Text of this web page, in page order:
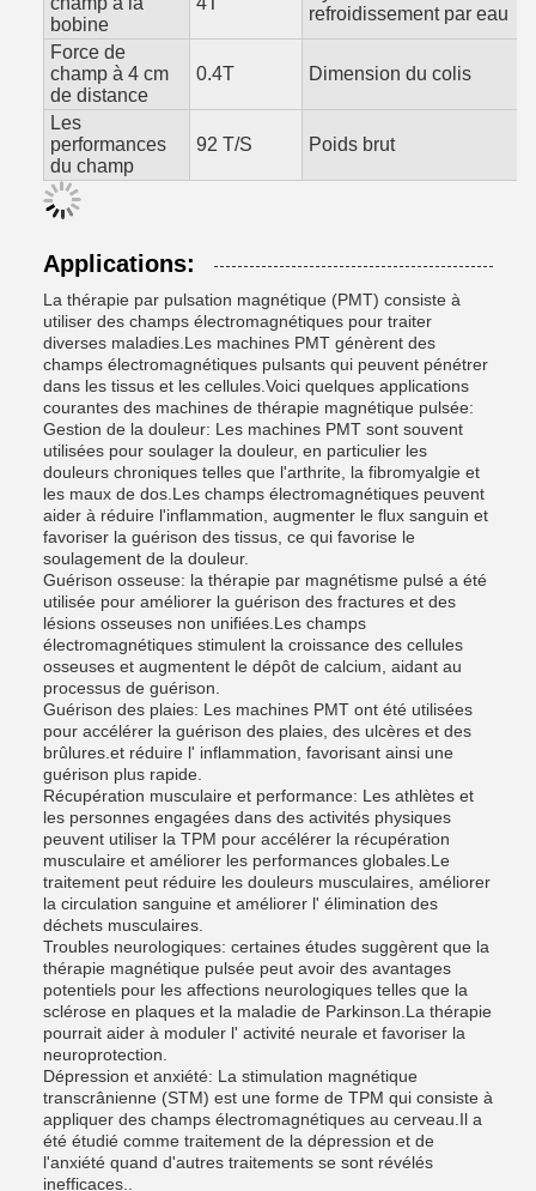
bobine
refroidissement par eau
Force de
champ à 4 cm
de distance
0.4T Dimension du colis
Les
performances
du champ
92 T/S Poids brut
Applications:
La thérapie par pulsation magnétique (PMT) consiste à
utiliser des champs électromagnétiques pour traiter
diverses maladies.Les machines PMT génèrent des
champs électromagnétiques pulsants qui peuvent pénétrer
dans les tissus et les cellules.Voici quelques applications
courantes des machines de thérapie magnétique pulsée:
Gestion de la douleur: Les machines PMT sont souvent
utilisées pour soulager la douleur, en particulier les
douleurs chroniques telles que l'arthrite, la fibromyalgie et
les maux de dos.Les champs électromagnétiques peuvent
aider à réduire l'inflammation, augmenter le flux sanguin et
favoriser la guérison des tissus, ce qui favorise le
soulagement de la douleur.
Guérison osseuse: la thérapie par magnétisme pulsé a été
utilisée pour améliorer la guérison des fractures et des
lésions osseuses non unifiées.Les champs
électromagnétiques stimulent la croissance des cellules
osseuses et augmentent le dépôt de calcium, aidant au
processus de guérison.
Guérison des plaies: Les machines PMT ont été utilisées
pour accélérer la guérison des plaies, des ulcères et des
brûlures.et réduire l' inflammation, favorisant ainsi une
guérison plus rapide.
Récupération musculaire et performance: Les athlètes et
les personnes engagées dans des activités physiques
peuvent utiliser la TPM pour accélérer la récupération
musculaire et améliorer les performances globales.Le
traitement peut réduire les douleurs musculaires, améliorer
la circulation sanguine et améliorer l' élimination des
déchets musculaires.
Troubles neurologiques: certaines études suggèrent que la
thérapie magnétique pulsée peut avoir des avantages
potentiels pour les affections neurologiques telles que la
sclérose en plaques et la maladie de Parkinson.La thérapie
pourrait aider à moduler l' activité neurale et favoriser la
neuroprotection.
Dépression et anxiété: La stimulation magnétique
transcrânienne (STM) est une forme de TPM qui consiste à
appliquer des champs électromagnétiques au cerveau.Il a
été étudié comme traitement de la dépression et de
l'anxiété quand d'autres traitements se sont révélés
inefficaces..